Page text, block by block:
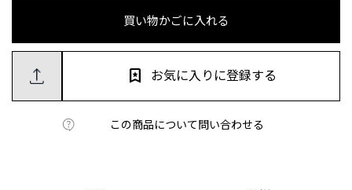
買い物かごに入れる
この商品について問い合わせる
お気に入りに登録する